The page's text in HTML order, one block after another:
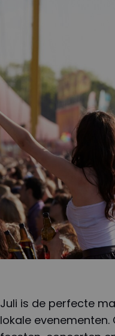
Juli is de perfecte
lokale